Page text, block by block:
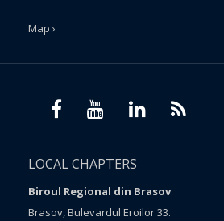
Map ›
LOCAL CHAPTERS
Biroul Regional din Brasov
Brasov, Bulevardul Eroilor 33.